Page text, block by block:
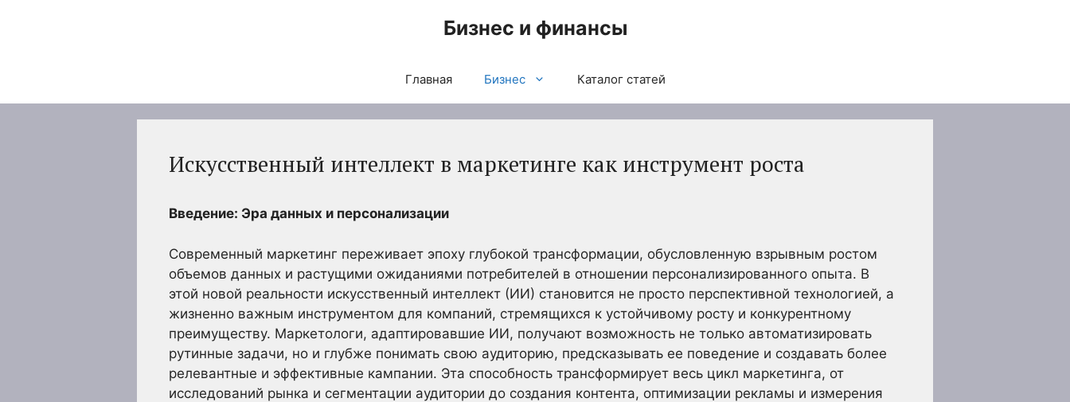
Бизнес и финансы
Главная Бизнес Каталог статей
Искусственный интеллект в маркетинге как инструмент роста
Введение: Эра данных и персонализации
Современный маркетинг переживает эпоху глубокой трансформации, обусловленную взрывным ростом
объемов данных и растущими ожиданиями потребителей в отношении персонализированного опыта. В
этой новой реальности искусственный интеллект (ИИ) становится не просто перспективной технологией, а
жизненно важным инструментом для компаний, стремящихся к устойчивому росту и конкурентному
преимуществу. Маркетологи, адаптировавшие ИИ, получают возможность не только автоматизировать
рутинные задачи, но и глубже понимать свою аудиторию, предсказывать ее поведение и создавать более
релевантные и эффективные кампании. Эта способность трансформирует весь цикл маркетинга, от
исследований рынка и сегментации аудитории до создания контента, оптимизации рекламы и измерения